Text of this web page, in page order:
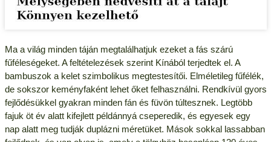
Ma a világ minden táján megtalálhatjuk ezeket a fás szárú
fűféleségeket. A feltételezések szerint Kínából terjedtek el. A
bambuszok a kelet szimbolikus megtestesítői. Elméletileg fűfélék,
de sokszor keményfaként lehet őket felhasználni. Rendkívül gyors
fejlődésükkel gyakran minden fán és füvön túltesznek. Legtöbb
fajuk öt év alatt kifejlett példánnyá cseperedik, és egyesek egy
nap alatt meg tudják duplázni méretüket. Mások sokkal lassabban